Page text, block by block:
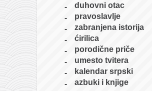
duhovni otac
pravoslavlje
zabranjena istorija
ćirilica
porodične priče
umesto tvitera
kalendar srpski
azbuki i knjige